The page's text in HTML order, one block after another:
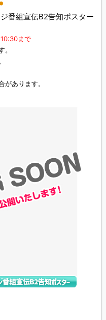
番組宣伝B2告知ポスター
まで
あります。